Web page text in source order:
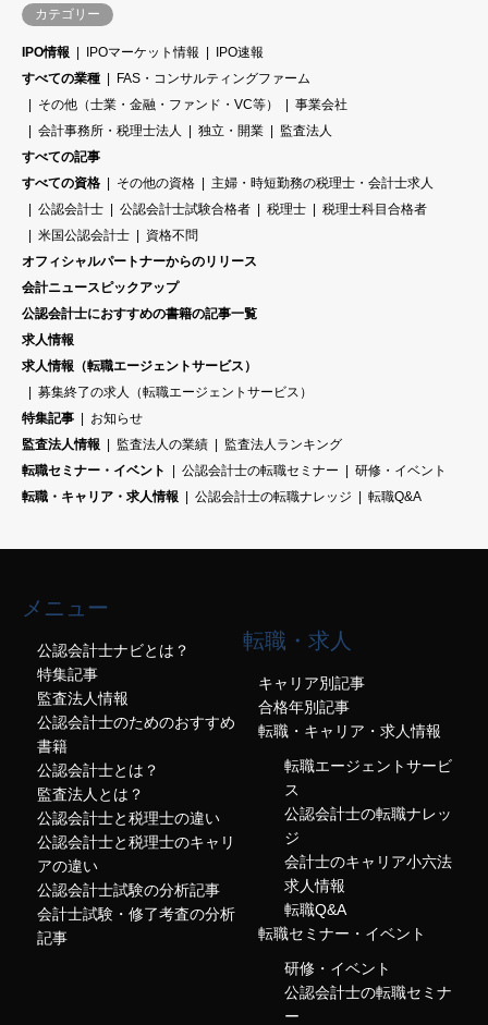
カテゴリー
IPO情報 IPOマーケット情報
IPO速報
すべての業種
FAS・コンサルティングファーム
その他（士業・金融・ファンド・VC等）
事業会社
会計事務所・税理士法人
独立・開業
監査法人
すべての記事
すべての資格
その他の資格
主婦・時短勤務の税理士・会計士求人
公認会計士
公認会計士試験合格者 税理士
税理士科目合格者
米国公認会計士
資格不問
オフィシャルパートナーからのリリース
会計ニュースピックアップ
公認会計士におすすめの書籍の記事一覧
求人情報
求人情報（転職エージェントサービス）
募集終了の求人（転職エージェントサービス）
特集記事
お知らせ
監査法人情報
監査法人の業績
監査法人ランキング
転職セミナー・イベント
公認会計士の転職セミナー
研修・イベント
転職・キャリア・求人情報
公認会計士の転職ナレッジ 転職Q&A
メニュー
公認会計士ナビとは？
特集記事
監査法人情報
公認会計士のためのおすすめ
書籍
公認会計士とは？
監査法人とは？
公認会計士と税理士の違い
公認会計士と税理士のキャリ
アの違い
公認会計士試験の分析記事
会計士試験・修了考査の分析
記事
転職・求人
キャリア別記事
合格年別記事
転職・キャリア・求人情報
転職エージェントサービ
ス
公認会計士の転職ナレッ
ジ
会計士のキャリア小六法
求人情報
転職Q&A
転職セミナー・イベント
研修・イベント
公認会計士の転職セミナ
ー